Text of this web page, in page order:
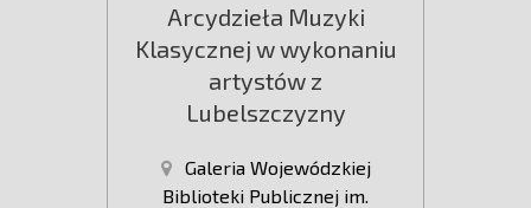
Arcydzieła Muzyki
Klasycznej w wykonaniu
artystów z
Lubelszczyzny
Galeria Wojewódzkiej
Biblioteki Publicznej im.